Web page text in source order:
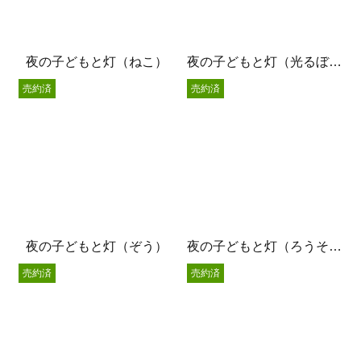
夜の子どもと灯（ねこ） 夜の子どもと灯（光るぼうし）
夜の子どもと灯（ぞう）
売約済
夜の子どもと灯（ろうそくの灯り）
売約済
売約済 売約済